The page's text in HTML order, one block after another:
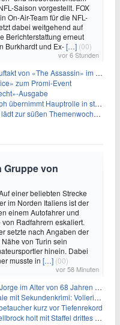
Saison vorgestellt. FOX
On-Air-Team für die NFL-
dabei weitgehend auf
Berichterstattung erneut
Burkhardt und Ex-[…] (00)
vor 6 Stunden
«The Assassin» im Fernsehen
zum Promi-Event
Ausgabe
in starbesetzter schwarzer Komödie
zur süßen Themenwoche ein
Gruppe von
einer beliebten Strecke
im Norden Italiens ist der
einem Autofahrer und
Radfahrern eskaliert.
setzte nach Angaben der
von Turin sein
hinein. Dabei
musste in […] (00)
vor 58 Minuten
im Alter von 68 Jahren gestorben
Sekundenkrimi: Vollering in Gelb
kurz vor Tiefenrekord
holt mit Staffel drittes EM-Gold